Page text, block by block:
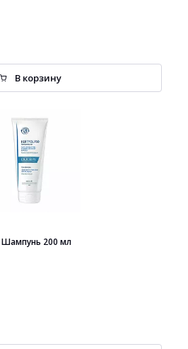
В корзину
Шампунь 200 мл